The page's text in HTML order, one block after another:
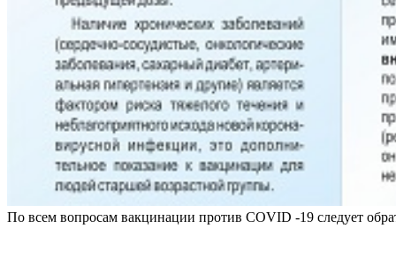
По всем вопросам вакцинации против COVID -19 следует